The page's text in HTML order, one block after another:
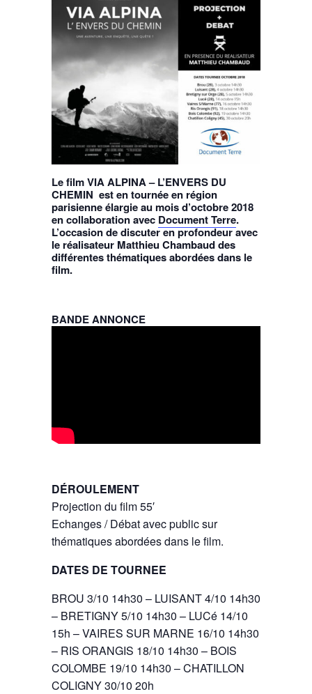
Le film VIA ALPINA – L’ENVERS DU
CHEMIN est en tournée en région
parisienne élargie au mois d’octobre 2018
en collaboration avec Document Terre.
L’occasion de discuter en profondeur avec
le réalisateur Matthieu Chambaud des
différentes thématiques abordées dans le
film.
BANDE ANNONCE
DÉROULEMENT
Projection du film 55′
Echanges / Débat avec public sur
thématiques abordées dans le film.
DATES DE TOURNEE
BROU 3/10 14h30 – LUISANT 4/10 14h30
– BRETIGNY 5/10 14h30 – LUCé 14/10
15h – VAIRES SUR MARNE 16/10 14h30
– RIS ORANGIS 18/10 14h30 – BOIS
COLOMBE 19/10 14h30 – CHATILLON
COLIGNY 30/10 20h